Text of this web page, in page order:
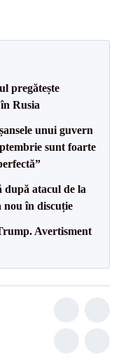
pregătește
Rusia
unui guvern
sunt foarte
atacul de la
în discuție
Avertisment